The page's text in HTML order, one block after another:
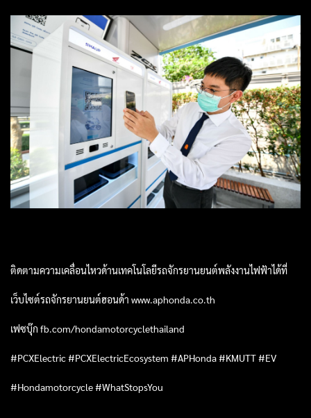
ติดตามความเคลื่อนไหวด้านเทคโนโลยีรถจักรยานยนต์พลังงานไฟฟ้าได้ที่
เว็บไซต์รถจักรยานยนต์ฮอนด้า www.aphonda.co.th
เฟซบุ๊ก fb.com/hondamotorcyclethailand
#PCXElectric #PCXElectricEcosystem #APHonda #KMUTT #EV
#Hondamotorcycle #WhatStopsYou